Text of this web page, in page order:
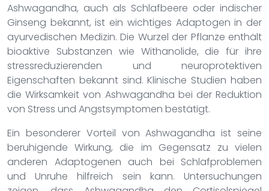
Ashwagandha, auch als Schlafbeere oder indischer
Ginseng bekannt, ist ein wichtiges Adaptogen in der
ayurvedischen Medizin. Die Wurzel der Pflanze enthält
bioaktive Substanzen wie Withanolide, die für ihre
stressreduzierenden und neuroprotektiven
Eigenschaften bekannt sind. Klinische Studien haben
die Wirksamkeit von Ashwagandha bei der Reduktion
von Stress und Angstsymptomen bestätigt.
Ein besonderer Vorteil von Ashwagandha ist seine
beruhigende Wirkung, die im Gegensatz zu vielen
anderen Adaptogenen auch bei Schlafproblemen
und Unruhe hilfreich sein kann. Untersuchungen